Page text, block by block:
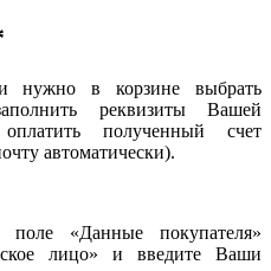
нужно в корзине выбрать
реквизиты Вашей
полученный счет
автоматически).
«Данные покупателя»
лицо» и введите Ваши